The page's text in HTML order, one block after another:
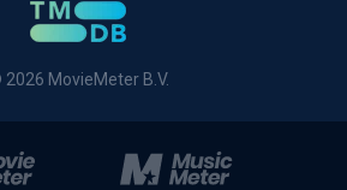
2026 MovieMeter B.V.